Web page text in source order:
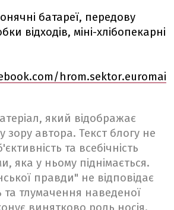
батареї, передову
відходів, міні-хлібопекарні
hrom.sektor.euromai
який відображає
зору автора. Текст блогу не
та всебічність
яка у ньому піднімається.
правди" не відповідає
та тлумачення наведеної